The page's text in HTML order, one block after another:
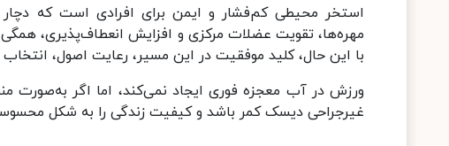
استخر محیطی کم‌فشار و ایمن برای افرادی است که
مهره‌ها، تقویت عضلات مرکزی و افزایش انعطاف‌پذیری،
با این حال، کلید موفقیت در این مسیر، رعایت اصول،
ورزش در آب معجزه فوری ایجاد نمی‌کند، اما اگر به‌صورت
غیرجراحی دیسک کمر باشد و کیفیت زندگی را به شکل